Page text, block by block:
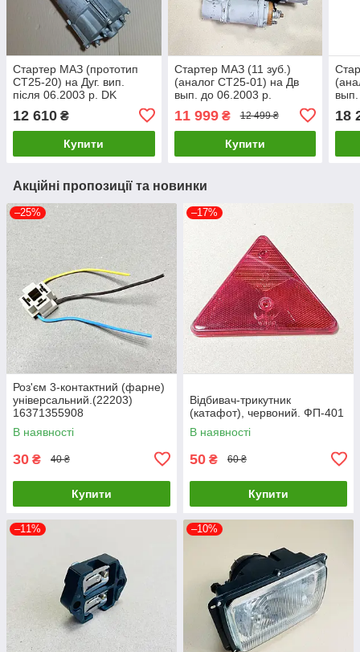
Стартер МАЗ (прототип
СТ25-20) на Дуг. вип.
після 06.2003 р. DK
12 610 ₴
Купити
Стартер МАЗ (11 зуб.)
(аналог СТ25-01) на Дв
вып. до 06.2003 р.
11 999₴ 12 499 ₴
Купити
18
Акційні пропозиції та новинки
–25%
Роз'єм 3-контактний (фарне)
універсальний.(22203)
16371355908
В наявності
30 ₴ 40 ₴
Купити
–17%
Відбивач-трикутник
(катафот), червоний. ФП-401
В наявності
50 ₴ 60 ₴
Купити
–11% –10%